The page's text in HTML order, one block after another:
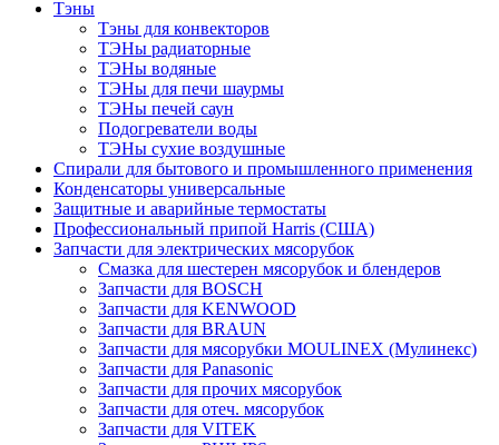
Тэны
Тэны для конвекторов
ТЭНы радиаторные
ТЭНы водяные
ТЭНы для печи шаурмы
ТЭНы печей саун
Подогреватели воды
ТЭНы сухие воздушные
Спирали для бытового и промышленного применения
Конденсаторы универсальные
Защитные и аварийные термостаты
Профессиональный припой Harris (США)
Запчасти для электрических мясорубок
Смазка для шестерен мясорубок и блендеров
Запчасти для BOSCH
Запчасти для KENWOOD
Запчасти для BRAUN
Запчасти для мясорубки MOULINEX (Мулинекс)
Запчасти для Panasonic
Запчасти для прочих мясорубок
Запчасти для отеч. мясорубок
Запчасти для VITEK